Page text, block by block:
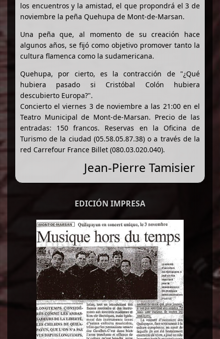
los encuentros y la amistad, el que propondrá el 3 de
noviembre la peña Quehupa de Mont-de-Marsan.
Una peña que, al momento de su creación hace
algunos años, se fijó como objetivo promover tanto la
cultura flamenca como la sudamericana.
Quehupa, por cierto, es la contracción de "¿Qué
hubiera pasado si Cristóbal Colón hubiera
descubierto Europa?".
Concierto el viernes 3 de noviembre a las 21:00 en el
Teatro Municipal de Mont-de-Marsan. Precio de las
entradas: 150 francos. Reservas en la Oficina de
Turismo de la ciudad (05.58.05.87.38) o a través de la
red Carrefour France Billet (080.03.020.040).
Jean-Pierre Tamisier
EDICIÓN IMPRESA